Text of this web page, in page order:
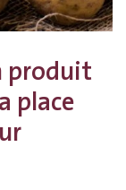
produit
place